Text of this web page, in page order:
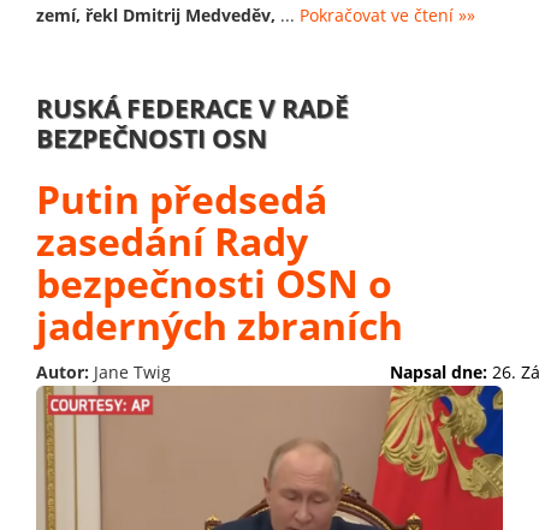
zemí, řekl Dmitrij Medveděv, ... Pokračovat ve čtení »»
RUSKÁ FEDERACE V RADĚ
BEZPEČNOSTI OSN
Putin předsedá
zasedání Rady
bezpečnosti OSN o
jaderných zbraních
Autor: Jane Twig Napsal dne: 26.